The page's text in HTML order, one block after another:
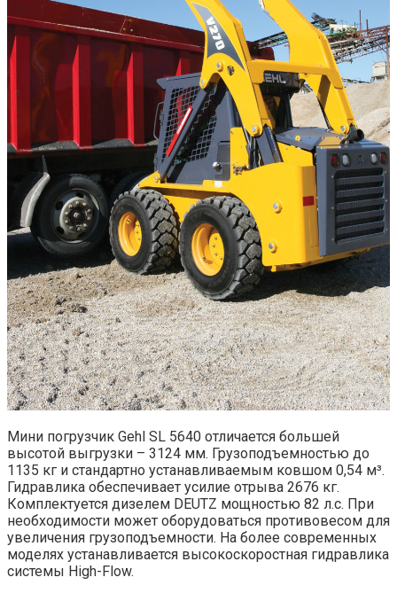
Мини погрузчик Gehl SL 5640 отличается большей
высотой выгрузки – 3124 мм. Грузоподъемностью до
1135 кг и стандартно устанавливаемым ковшом 0,54 м³.
Гидравлика обеспечивает усилие отрыва 2676 кг.
Комплектуется дизелем DEUTZ мощностью 82 л.с. При
необходимости может оборудоваться противовесом для
увеличения грузоподъемности. На более современных
моделях устанавливается высокоскоростная гидравлика
системы High-Flow.